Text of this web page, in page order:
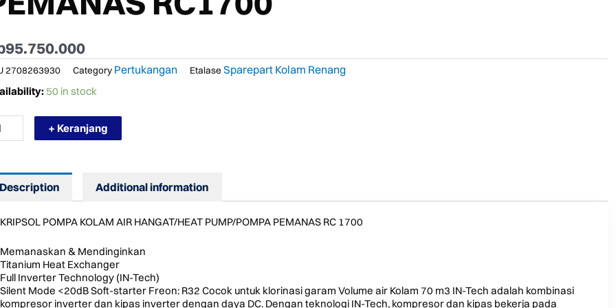
95.750.000
2708263930 Category Pertukangan Etalase Sparepart Kolam Renang
50 in stock
+ Keranjang
Description Additional information
KRIPSOL POMPA KOLAM AIR HANGAT/HEAT PUMP/POMPA PEMANAS RC 1700
Memanaskan & Mendinginkan
Titanium Heat Exchanger
Full Inverter Technology (IN-Tech)
Silent Mode <20dB Soft-starter Freon: R32 Cocok untuk klorinasi garam Volume air Kolam 70 m3 IN-Tech adalah kombinasi
kompresor inverter dan kipas inverter dengan daya DC. Dengan teknologi IN-Tech, kompresor dan kipas bekerja pada